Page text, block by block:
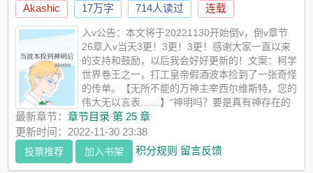
Akashic 17万字 714人读过 连载
入v公告：本文将于20221130开始倒v，倒v章节
26章入v当天3更！3更！3更！感谢大家一直以来
的支持和鼓励，以后我会好好更新的！文案：柯学
世界卷王之一，打工皇帝假酒波本捡到了一张奇怪
的传单。【无所不能的万神主宰西尔维斯特，您的
伟大无以言表……】“神明吗？要是真有神存在的
话，就救救我的同期们吧。”他这么想着，随手把传单塞进了垃圾
桶。然后，波本收获了一个黑漆漆的崽，同时记忆开启了混乱模
式。本该车祸去世的班长：降谷，你什么时候来参加我的订婚
宴？早已自杀身亡的幼驯染：零，为什么我好像看见了两个你？
最新章节：章节目录 第 25 章
更新时间：2022-11-30 23:38
投票推荐 加入书架 积分规则 留言反馈